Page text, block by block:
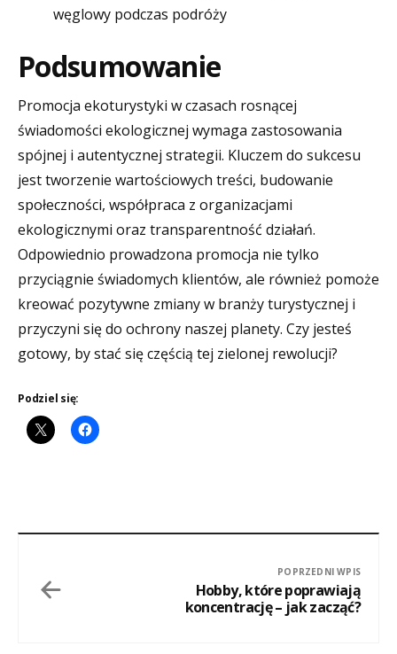
węglowy podczas podróży
Podsumowanie
Promocja ekoturystyki w czasach rosnącej
świadomości ekologicznej wymaga zastosowania
spójnej i autentycznej strategii. Kluczem do sukcesu
jest tworzenie wartościowych treści, budowanie
społeczności, współpraca z organizacjami
ekologicznymi oraz transparentność działań.
Odpowiednio prowadzona promocja nie tylko
przyciągnie świadomych klientów, ale również pomoże
kreować pozytywne zmiany w branży turystycznej i
przyczyni się do ochrony naszej planety. Czy jesteś
gotowy, by stać się częścią tej zielonej rewolucji?
Podziel się:
POPRZEDNI WPIS
Hobby, które poprawiają
koncentrację – jak zacząć?